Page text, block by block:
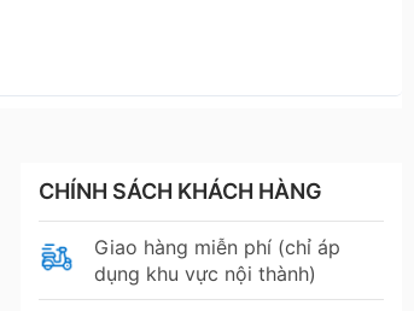
CHÍNH SÁCH KHÁCH HÀNG
Giao hàng miễn phí (chỉ áp
dụng khu vực nội thành)